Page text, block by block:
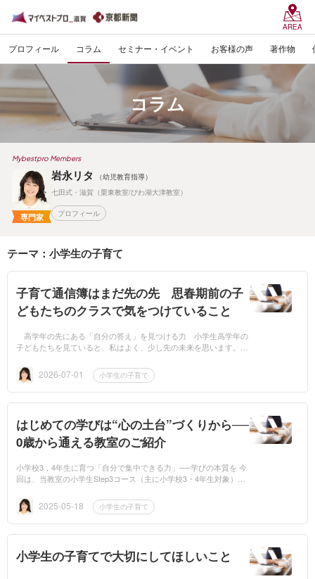
AREA
プロフィール コラム セミナー・イベント お客様の声 著作物
コラム
Mybestpro Members
専門家
岩永リタ
（幼児教育指導）
七田式・滋賀（栗東教室/びわ湖大津教室）
プロフィール
テーマ：小学生の子育て
子育て通信簿はまだ先の先 思春期前の子
どもたちのクラスで気をつけていること
高学年の先にある「自分の答え」を見つける力 小学生高学年の
子どもたちを見ていると、私はよく、少し先の未来を思います。こ
親の言...2026-07-01 小学生の子育て
はじめての学びは“心の土台”づくりから──
0歳から通える教室のご紹介
小学校3，4年生に育つ「自分で集中できる力」──学びの本質を 今
回は、当教室の小学生Step3コース（主に小学校3・4年生対象）に
ついても自分...
2025-05-18 小学生の子育て
小学生の子育てで大切にしてほしいこと